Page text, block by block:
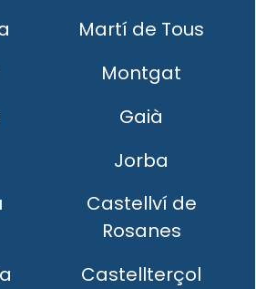
Martí de Tous
Montgat
Gaià
Jorba
Castellví de
Rosanes
Castellterçol